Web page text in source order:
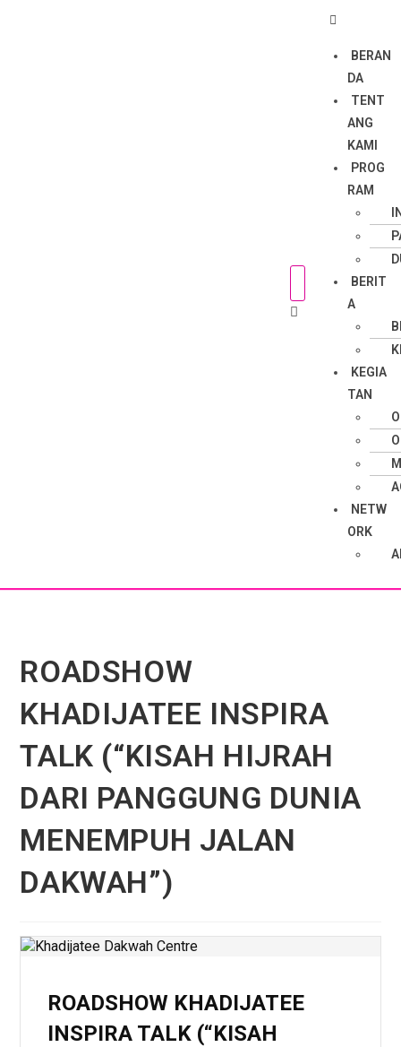
BERAN
DA
TENT
ANG
KAMI
PROG
RAM
BERIT
A
KEGIA
TAN
NETW
ORK
ROADSHOW
KHADIJATEE INSPIRA
TALK (“KISAH HIJRAH
DARI PANGGUNG DUNIA
MENEMPUH JALAN
DAKWAH”)
ROADSHOW KHADIJATEE
INSPIRA TALK (“KISAH